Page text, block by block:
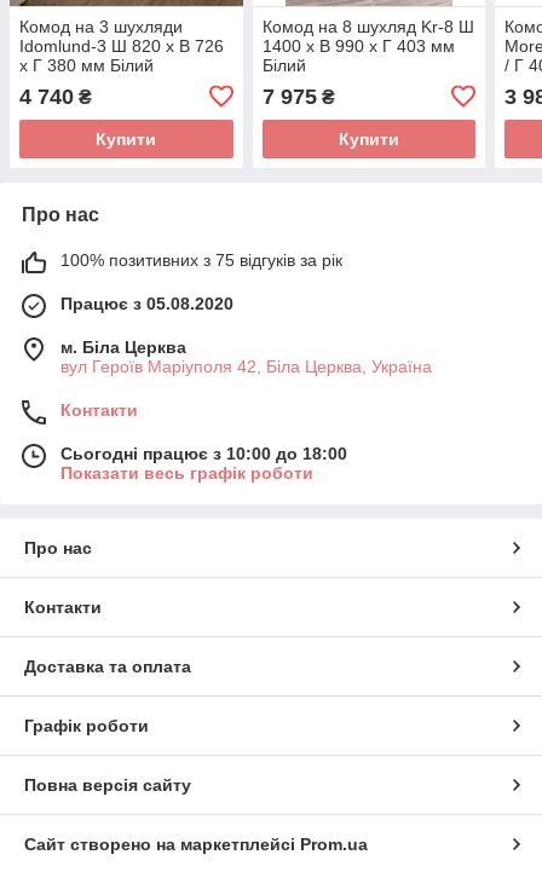
Комод на 3 шухляди
Idomlund-3 Ш 820 x В 726
x Г 380 мм Білий
4 740 ₴
Купити
Комод на 8 шухляд Kr-8 Ш
1400 x В 990 x Г 403 мм
Білий
7 975₴
Купити
/ Г
3
Про нас
100% позитивних з 75 відгуків за рік
Працює з 05.08.2020
м. Біла Церква
вул Героїв Маріуполя 42, Біла Церква, Україна
Контакти
Сьогодні працює з 10:00 до 18:00
Показати весь графік роботи
Про нас
Контакти
Доставка та оплата
Графік роботи
Повна версія сайту
Сайт створено на маркетплейсі Prom.ua